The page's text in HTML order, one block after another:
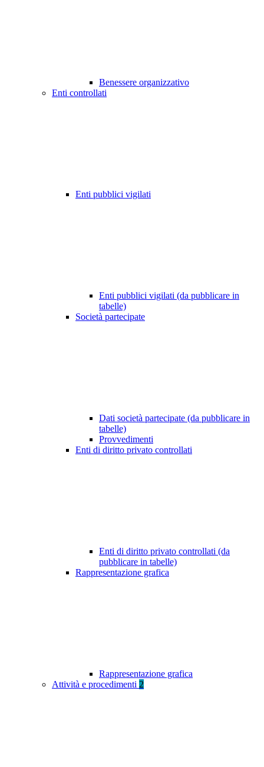
Benessere organizzativo
Enti controllati
Enti pubblici vigilati
Enti pubblici vigilati (da pubblicare in
tabelle)
Società partecipate
Dati società partecipate (da pubblicare in
tabelle)
Provvedimenti
Enti di diritto privato controllati
Enti di diritto privato controllati (da
pubblicare in tabelle)
Rappresentazione grafica
Rappresentazione grafica
Attività e procedimenti 2